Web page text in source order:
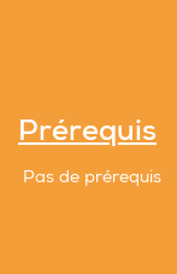
Prérequis
Pas de prérequis